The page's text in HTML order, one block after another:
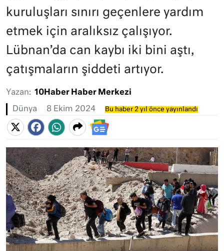
kuruluşları sınırı geçenlere yardım
etmek için aralıksız çalışıyor.
Lübnan’da can kaybı iki bini aştı,
çatışmaların şiddeti artıyor.
Yazan: 10Haber Haber Merkezi
Dünya 8 Ekim 2024 Bu haber 2 yıl önce yayınlandı